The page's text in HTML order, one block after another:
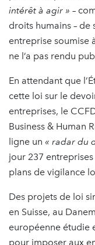
intérêt à agir » –
droits humains – de
entreprise soumise
ne l’a pas rendu
En attendant que
cette loi sur le
entreprises, le
Business & Human
ligne un « radar du
jour 237
plans de vigilance
Des projets de loi
en Suisse, au
européenne étudie
pour imposer aux